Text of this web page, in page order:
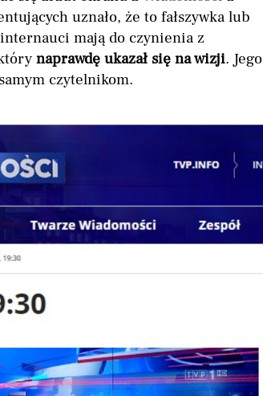
uznało, że to fałszywka lub
mają do czynienia z
naprawdę ukazał się na wizji. Jego
czytelnikom.